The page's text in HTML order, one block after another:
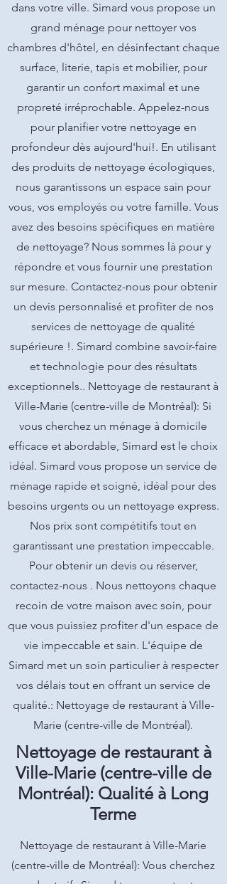
dans votre ville. Simard vous propose un
grand ménage pour nettoyer vos
chambres d'hôtel, en désinfectant chaque
surface, literie, tapis et mobilier, pour
garantir un confort maximal et une
propreté irréprochable. Appelez-nous
pour planifier votre nettoyage en
profondeur dès aujourd'hui!. En utilisant
des produits de nettoyage écologiques,
nous garantissons un espace sain pour
vous, vos employés ou votre famille. Vous
avez des besoins spécifiques en matière
de nettoyage? Nous sommes là pour y
répondre et vous fournir une prestation
sur mesure. Contactez-nous pour obtenir
un devis personnalisé et profiter de nos
services de nettoyage de qualité
supérieure !. Simard combine savoir-faire
et technologie pour des résultats
exceptionnels.. Nettoyage de restaurant à
Ville-Marie (centre-ville de Montréal): Si
vous cherchez un ménage à domicile
efficace et abordable, Simard est le choix
idéal. Simard vous propose un service de
ménage rapide et soigné, idéal pour des
besoins urgents ou un nettoyage express.
Nos prix sont compétitifs tout en
garantissant une prestation impeccable.
Pour obtenir un devis ou réserver,
contactez-nous . Nous nettoyons chaque
recoin de votre maison avec soin, pour
que vous puissiez profiter d'un espace de
vie impeccable et sain. L'équipe de
Simard met un soin particulier à respecter
vos délais tout en offrant un service de
qualité.: Nettoyage de restaurant à Ville-
Marie (centre-ville de Montréal).
Nettoyage de restaurant à
Ville-Marie (centre-ville de
Montréal): Qualité à Long
Terme
Nettoyage de restaurant à Ville-Marie
(centre-ville de Montréal): Vous cherchez